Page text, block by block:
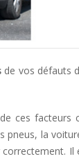
de vos défauts
ces facteurs
la